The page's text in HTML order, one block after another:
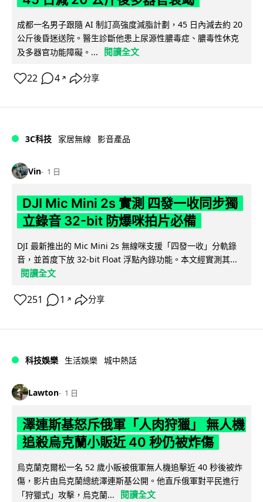
成都一名男子跟隨 AI 制訂高強度減脂計劃，45 日內減去約 20
公斤後昏迷送院。醫生診斷他患上尿源性膿毒症、膿毒性休克
及多器官功能障礙。...
閱讀全文
22 4 ↗ 分享
3C科技 家居無線 影音產品
Vin 1 日
DJI Mic Mini 2s 實測 四發一收同步獨
立錄音 32-bit 防爆咪拍片必備
DJI 最新推出的 Mic Mini 2s 無線咪支援「四發一收」分軌錄
音，並首度下放 32-bit Float 浮點內錄功能。本文經實測其...
閱讀全文
251 1 ↗ 分享
科技娛樂 生活娛樂 城中熱話
Lawton 1 日
澤連斯基怒斥俄軍「人肉狩獵」 無人機
追殺烏克蘭小販近 40 秒仍被炸傷
烏克蘭克爾松一名 52 歲小販被俄軍無人機追擊近 40 秒後被炸
傷，影片由烏克蘭總統澤連斯基公開。他直斥俄軍對平民進行
「狩獵式」攻擊，烏克蘭...
閱讀全文